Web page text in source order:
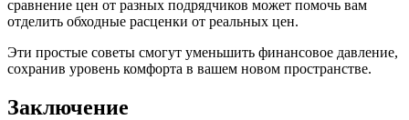
сравнение цен от разных подрядчиков может помочь вам
отделить обходные расценки от реальных цен.
Эти простые советы смогут уменьшить финансовое давление,
сохранив уровень комфорта в вашем новом пространстве.
Заключение